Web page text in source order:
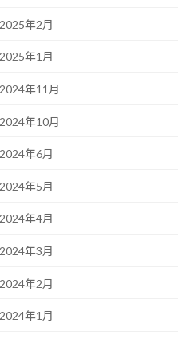
2025年2月
2025年1月
2024年11月
2024年10月
2024年6月
2024年5月
2024年4月
2024年3月
2024年2月
2024年1月